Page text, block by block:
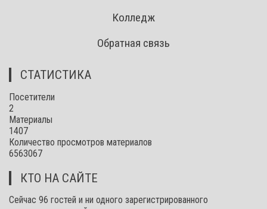
Колледж
Обратная связь
СТАТИСТИКА
Посетители
2
Материалы
1407
Количество просмотров материалов
6563067
КТО НА САЙТЕ
Сейчас 96 гостей и ни одного зарегистрированного